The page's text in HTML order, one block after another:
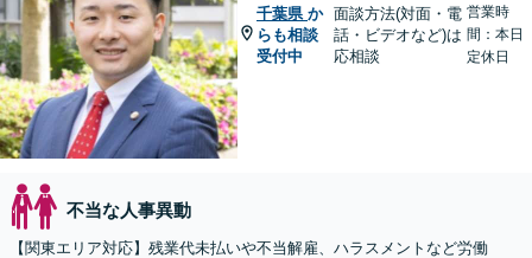
千葉県 か
らも相談
受付中
面談方法(対面・電
話・ビデオなど)は
応相談
営業時
間：本日
定休日
不当な人事異動
【関東エリア対応】残業代未払いや不当解雇、ハラスメントなど労働